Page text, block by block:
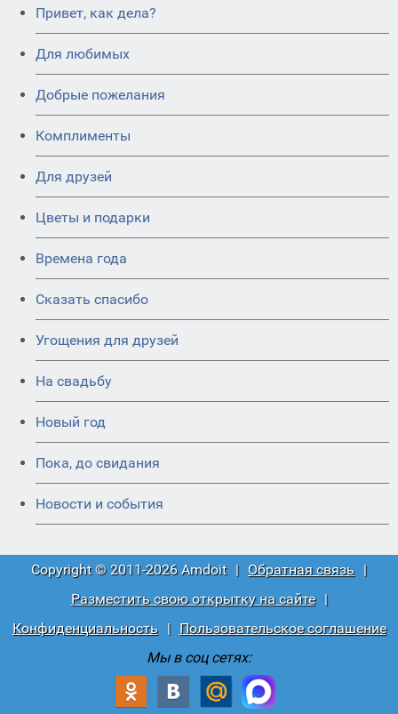
Привет, как дела?
Для любимых
Добрые пожелания
Комплименты
Для друзей
Цветы и подарки
Времена года
Сказать спасибо
Угощения для друзей
На свадьбу
Новый год
Пока, до свидания
Новости и события
Copyright © 2011-2026 Amdoit | Обратная связь |
Разместить свою открытку на сайте
|
Конфиденциальность
|
Пользовательское соглашение
Мы в соц сетях: